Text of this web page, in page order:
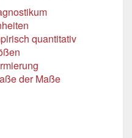
quantitativ
der Maße